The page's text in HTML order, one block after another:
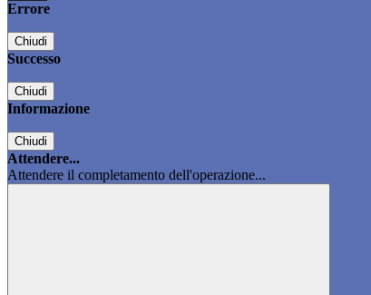
Errore
Chiudi
Successo
Chiudi
Informazione
Chiudi
Attendere...
Attendere il completamento dell'operazione...